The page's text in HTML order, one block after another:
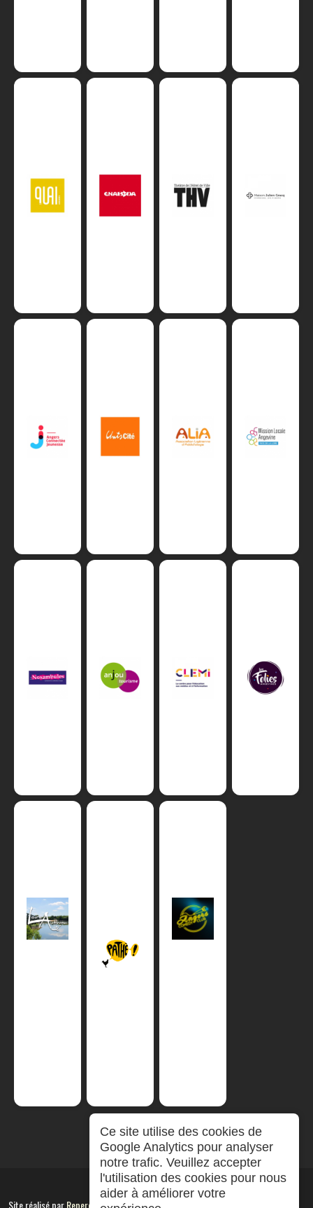
Site réalisé parRepereCom
Ce site utilise des cookies de
Google Analytics pour analyser
notre trafic. Veuillez accepter
l'utilisation des cookies pour nous
aider à améliorer votre